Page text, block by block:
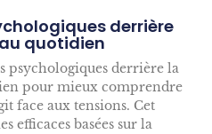
derrière
quotidien
psychologiques derrière la
pour mieux comprendre
face aux tensions. Cet
efficaces basées sur la